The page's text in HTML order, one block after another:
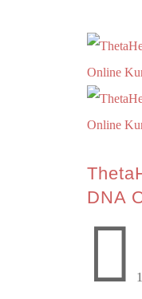
DNA
